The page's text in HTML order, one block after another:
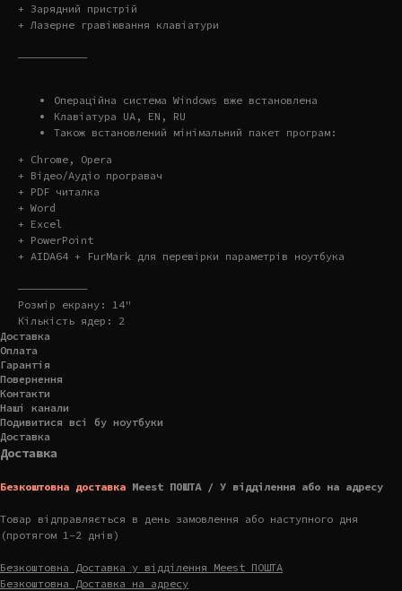
+ Зарядний пристрій
+ Лазерне гравіювання клавіатури
———————————
Операційна система Windows вже встановлена
Клавіатура UA, EN, RU
Також встановлений мінімальний пакет програм:
+ Chrome, Opera
+ Відео/Аудіо програвач
+ PDF читалка
+ Word
+ Excel
+ PowerPoint
+ AIDA64 + FurMark для перевірки параметрів ноутбука
———————————
Розмір екрану: 14"
Кількість ядер: 2
Доставка
Оплата
Гарантія
Повернення
Контакти
Наші канали
Подивитися всі бу ноутбуки
Доставка
Доставка
Безкоштовна доставка Meest ПОШТА / У відділення або на адресу
Товар відправляється в день замовлення або наступного дня
(протягом 1-2 днів)
Безкоштовна Доставка у відділення Meest ПОШТА
Безкоштовна Доставка на адресу